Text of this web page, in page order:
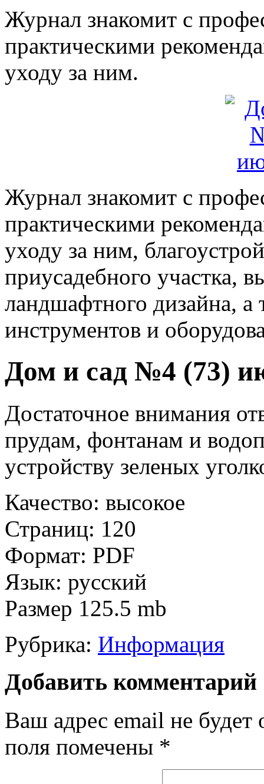
Журнал знакомит с
практическими
уходу за ним.
Журнал знакомит с
практическими
уходу за ним,
приусадебного участка,
ландшафтного дизайна, а
инструментов и
Дом и сад №4 (73)
Достаточное внимания
прудам, фонтанам и
устройству зеленых
Качество: высокое
Страниц: 120
Формат: PDF
Язык: русский
Размер 125.5 mb
Рубрика: Информация
Добавить комментарий
Ваш адрес email не будет
поля помечены *